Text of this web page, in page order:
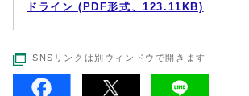
ドライン (PDF形式、123.11KB)
SNSリンクは別ウィンドウで開きます